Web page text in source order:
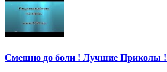
Смешно до боли ! Лучшие